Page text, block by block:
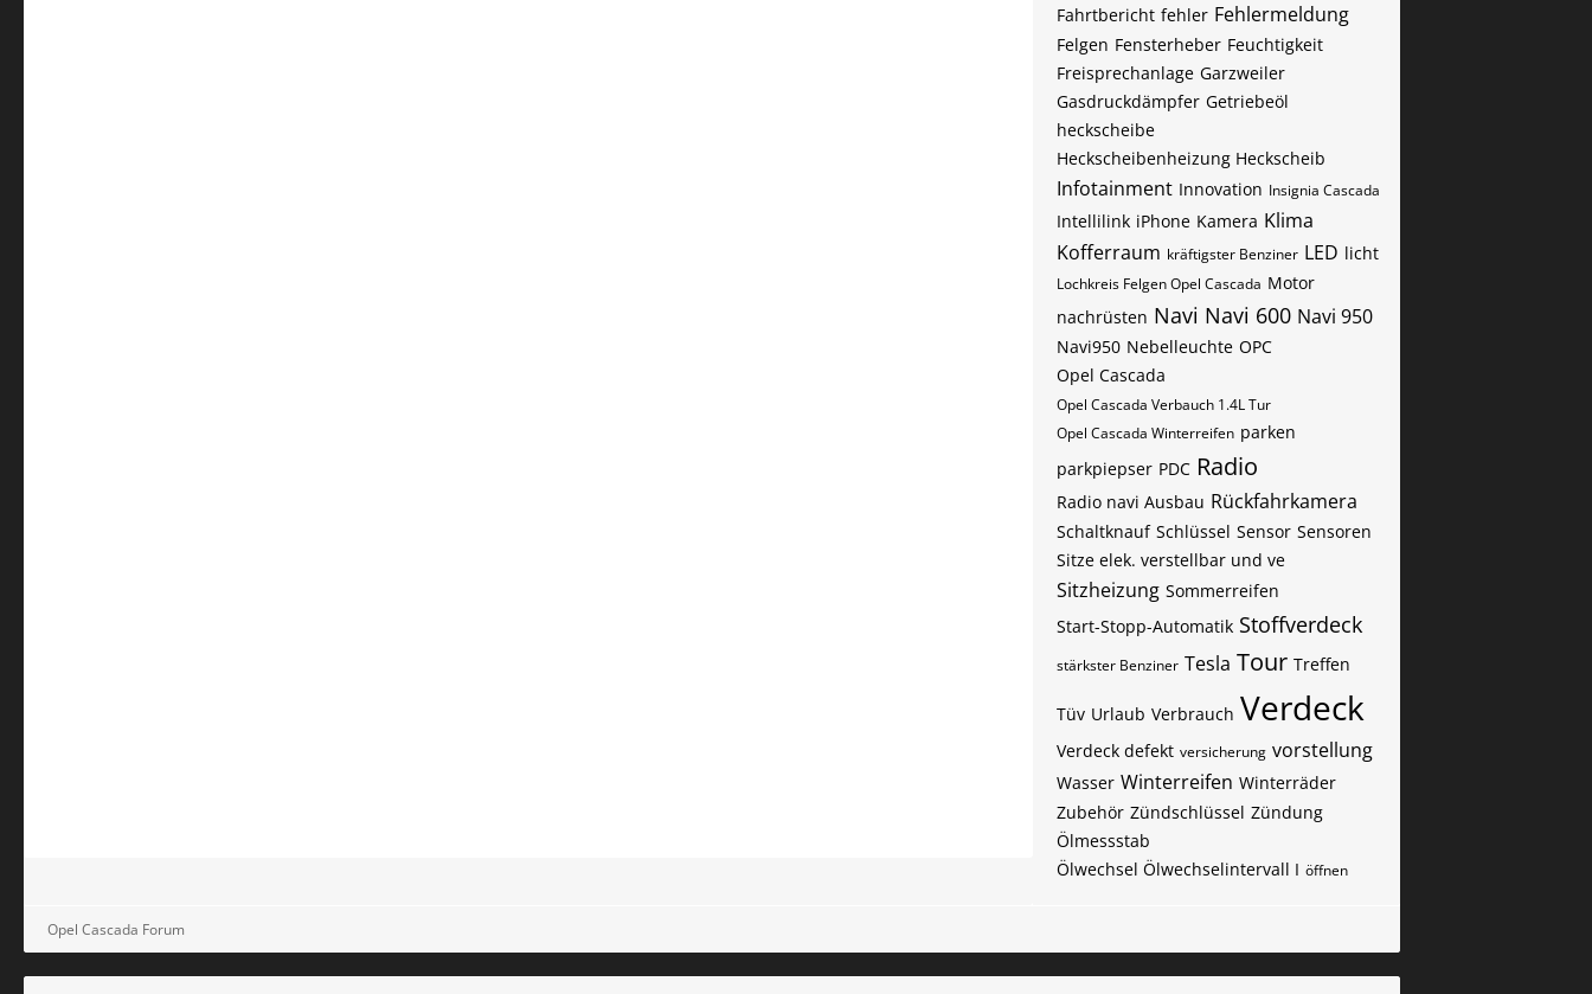
Fahrtbericht fehler Fehlermeldung
Felgen Fensterheber Feuchtigkeit
Freisprechanlage Garzweiler
Gasdruckdämpfer Getriebeöl
heckscheibe
Heckscheibenheizung Heckscheib
Infotainment Innovation Insignia Cascada
Intellilink iPhone Kamera Klima
Kofferraum kräftigster Benziner LED licht
Lochkreis Felgen Opel Cascada Motor
nachrüsten Navi Navi 600 Navi 950
Navi950 Nebelleuchte OPC
Opel Cascada
Opel Cascada Verbauch 1.4L Tur
Opel Cascada Winterreifen parken
parkpiepser PDC Radio
Radio navi Ausbau Rückfahrkamera
Schaltknauf Schlüssel Sensor Sensoren
Sitze elek. verstellbar und ve
Sitzheizung Sommerreifen
Start-Stopp-Automatik Stoffverdeck
stärkster Benziner Tesla Tour Treffen
Tüv Urlaub Verbrauch Verdeck
Verdeck defekt versicherung vorstellung
Wasser Winterreifen Winterräder
Zubehör Zündschlüssel Zündung
Ölmessstab
Ölwechsel Ölwechselintervall I öffnen
Opel Cascada Forum